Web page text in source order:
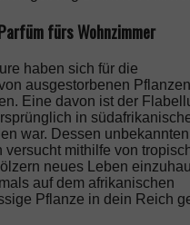
fürs Wohnzimmer
haben sich für die
ausgestorbenen Pflanzen
Eine davon ist der
in
war. Dessen unbekannten
versucht mithilfe von
neues Leben
auf dem afrikanischen
Pflanze in dein Reich